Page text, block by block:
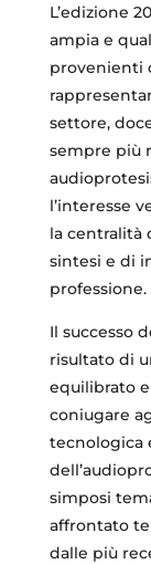
L’edizione
ampia e
provenienti
settore,
sempre più
l’interesse
la centralità
sintesi e di
professione.
Il successo
risultato di
equilibrato
coniugare
tecnologica
simposi
affrontato
dalle più